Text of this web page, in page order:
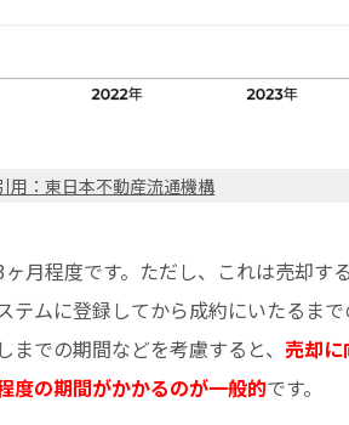
用：東日本不動産流通機構
月程度です。ただし、これは売却す
テムに登録してから成約にいたるま
での期間などを考慮すると、 売却
度の期間がかかるのが一般的です。